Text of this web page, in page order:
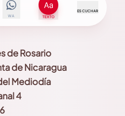
WA TEXTO
ESCUCHAR
de Rosario
de Nicaragua
Mediodía
4